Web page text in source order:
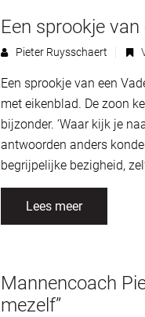
Een sprookje
Pieter Ruysschaert
Een sprookje van een
met eikenblad. De zoon
bijzonder. ‘Waar kijk je
antwoorden anders
begrijpelijke bezigheid,
Lees meer
Mannencoach
mezelf”